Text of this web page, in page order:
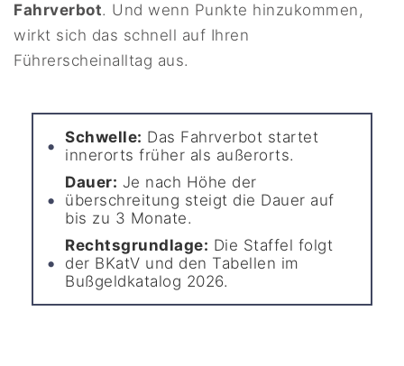
Fahrverbot. Und wenn Punkte hinzukommen,
wirkt sich das schnell auf Ihren
Führerscheinalltag aus.
Schwelle: Das Fahrverbot startet
innerorts früher als außerorts.
Dauer: Je nach Höhe der
überschreitung steigt die Dauer auf
bis zu 3 Monate.
Rechtsgrundlage: Die Staffel folgt
der BKatV und den Tabellen im
Bußgeldkatalog 2026.